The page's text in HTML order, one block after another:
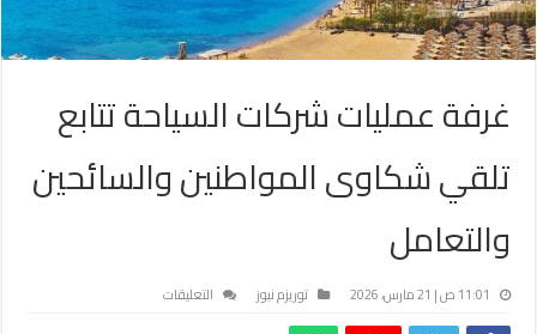
غرفة عمليات شركات السياحة تتابع
تلقي شكاوى المواطنين والسائحين
والتعامل
11:01 ص | 21 مارس، 2026 توريزم نيوز التعليقات